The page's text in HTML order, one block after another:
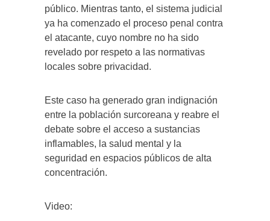
público. Mientras tanto, el sistema judicial
ya ha comenzado el proceso penal contra
el atacante, cuyo nombre no ha sido
revelado por respeto a las normativas
locales sobre privacidad.
Este caso ha generado gran indignación
entre la población surcoreana y reabre el
debate sobre el acceso a sustancias
inflamables, la salud mental y la
seguridad en espacios públicos de alta
concentración.
Video: